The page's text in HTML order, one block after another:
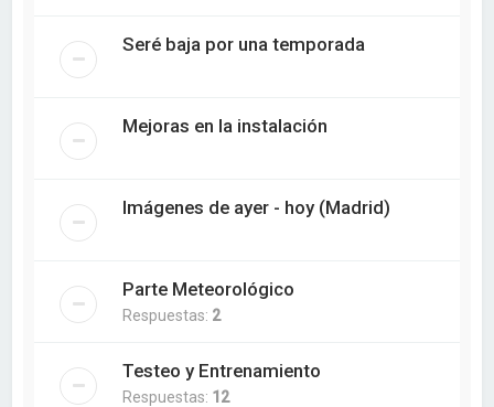
Seré baja por una temporada
Mejoras en la instalación
Imágenes de ayer - hoy (Madrid)
Parte Meteorológico
Respuestas: 2
Testeo y Entrenamiento
Respuestas: 12